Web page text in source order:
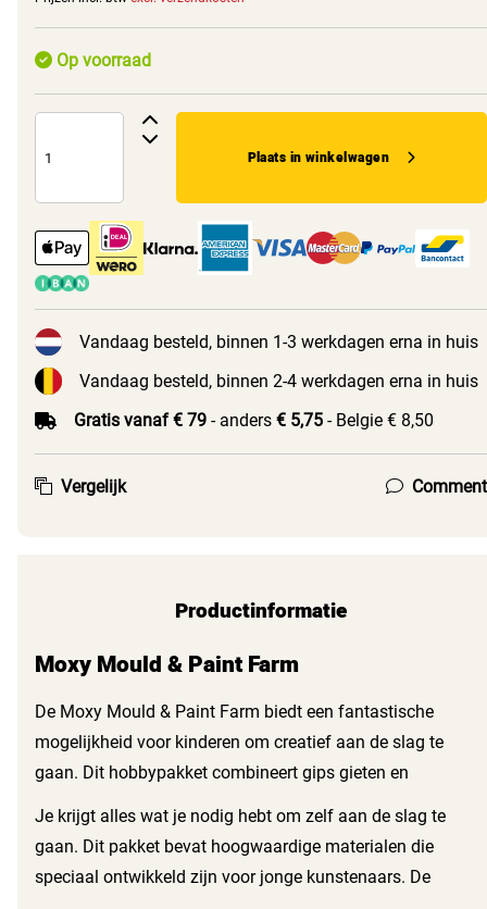
Op voorraad
Plaats in winkelwagen
Vandaag besteld, binnen 1-3 werkdagen erna in huis
Vandaag besteld, binnen 2-4 werkdagen erna in huis
Gratis vanaf € 79 - anders € 5,75 - Belgie € 8,50
Vergelijk Comment
Productinformatie
Moxy Mould & Paint Farm
De Moxy Mould & Paint Farm biedt een fantastische
mogelijkheid voor kinderen om creatief aan de slag te
gaan. Dit hobbypakket combineert gips gieten en
Je krijgt alles wat je nodig hebt om zelf aan de slag te
gaan. Dit pakket bevat hoogwaardige materialen die
speciaal ontwikkeld zijn voor jonge kunstenaars. De